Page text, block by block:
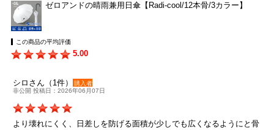
ゼロアンドの晴雨兼用日傘【Radi-cool/12本骨/3カラー】
この商品の平均評価
5.00
シロさん（1件）
購入者
非公開 投稿日：2026年06月07日
より壊れにくく、日差しを防げる面積が少しでも広くなるようにと骨